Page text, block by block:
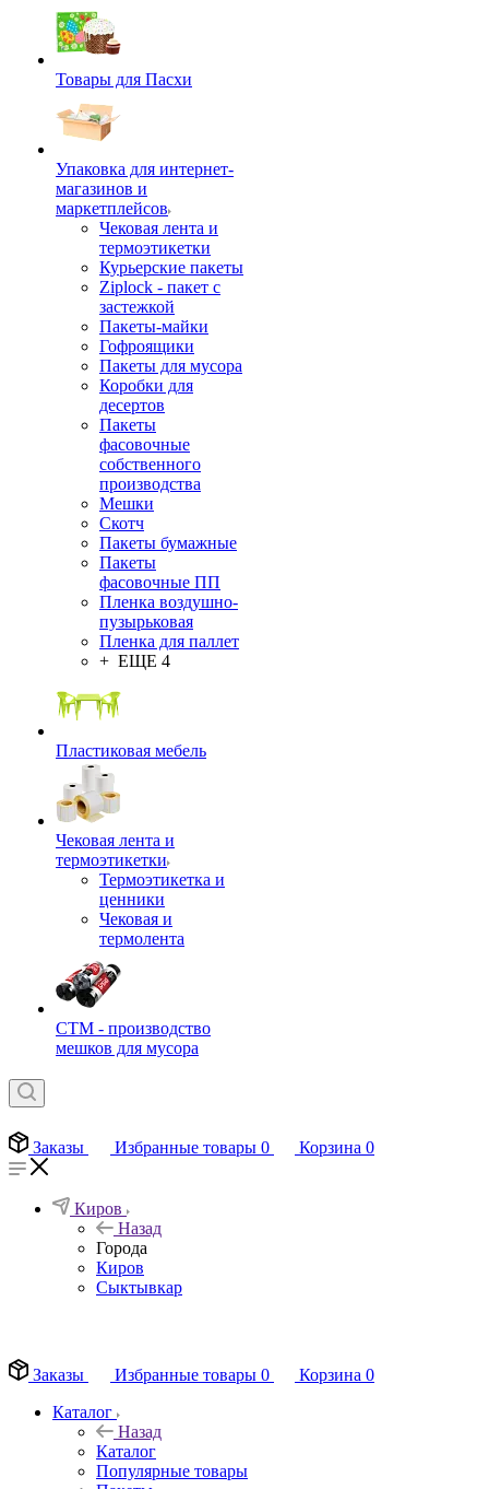
Товары для Пасхи
Упаковка для интернет-
магазинов и
маркетплейсов
Чековая лента и
термоэтикетки
Курьерские пакеты
Ziplock - пакет с
застежкой
Пакеты-майки
Гофроящики
Пакеты для мусора
Коробки для
десертов
Пакеты
фасовочные
собственного
производства
Мешки
Скотч
Пакеты бумажные
Пакеты
фасовочные ПП
Пленка воздушно-
пузырьковая
Пленка для паллет
+ ЕЩЕ 4
Пластиковая мебель
Чековая лента и
термоэтикетки
Термоэтикетка и
ценники
Чековая и
термолента
СТМ - производство
мешков для мусора
Заказы Избранные товары 0 Корзина 0
Киров
Назад
Города
Киров
Сыктывкар
Заказы
Избранные товары 0 Корзина 0
Каталог
Назад
Каталог
Популярные товары